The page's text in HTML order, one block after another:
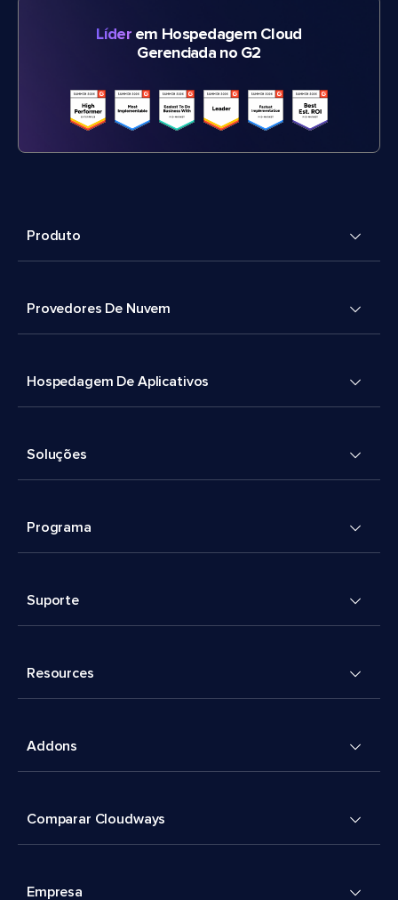
Líderem Hospedagem Cloud
Gerenciada no G2
Produto
Provedores De Nuvem
Hospedagem De Aplicativos
Soluções
Programa
Suporte
Resources
Addons
Comparar Cloudways
Empresa